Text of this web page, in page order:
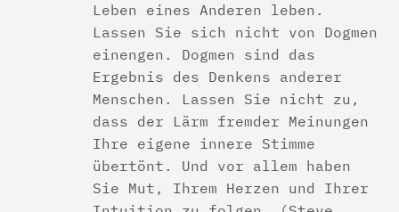
Leben eines Anderen leben.
Lassen Sie sich nicht von Dogmen
einengen. Dogmen sind das
Ergebnis des Denkens anderer
Menschen. Lassen Sie nicht zu,
dass der Lärm fremder Meinungen
Ihre eigene innere Stimme
übertönt. Und vor allem haben
Sie Mut, Ihrem Herzen und Ihrer